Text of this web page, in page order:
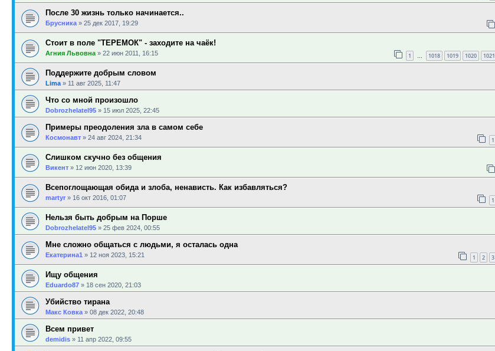
После 30 жизнь только начинается..
Брусника » 25 дек 2017, 19:29
Стоит в поле "ТЕРЕМОК" - заходите на чаёк!
Агния Львовна » 22 июн 2011, 16:15 1 … 1018 1019 1020 1021
Поддержите добрым словом
Lima » 11 авг 2025, 11:47
Что со мной произошло
Dobrozhelatel95 » 15 июл 2025, 22:45
Примеры преодоления зла в самом себе
Космонавт » 24 авг 2024, 21:34 1
Слишком скучно без общения
Викент » 12 июн 2020, 13:39
Всепоглощающая обида и злоба, ненависть. Как избавляться?
martyr » 16 окт 2016, 01:07 1
Нельзя быть добрым на Порше
Dobrozhelatel95 » 25 фев 2024, 00:55
Мне сложно общаться с людьми, я осталась одна
Екатерина1 » 12 ноя 2023, 15:21 1 2 3
Ищу общения
Eduardo87 » 18 сен 2020, 21:03
Убийство тирана
Макс Ковка » 08 дек 2022, 20:48
Всем привет
demidis » 11 апр 2022, 09:55